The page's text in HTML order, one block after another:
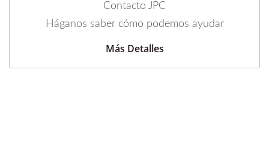
Contacto JPC
Háganos saber cómo podemos ayudar
Más Detalles